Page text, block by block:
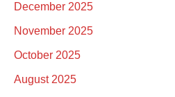
December 2025
November 2025
October 2025
August 2025